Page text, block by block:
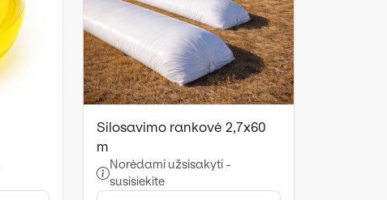
Silosavimo rankovė 2,7x60
m
Norėdami užsisakyti -
susisiekite